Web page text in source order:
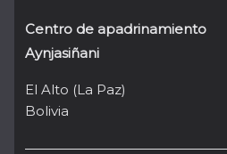
Centro de apadrinamiento
Aynjasiñani
El Alto (La Paz)
Bolivia